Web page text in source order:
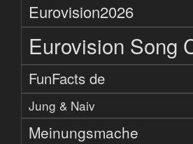
Eurovision2026
Eurovision Song
FunFacts de
Jung & Naiv
Meinungsmache